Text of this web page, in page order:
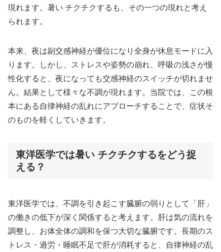
現れます。暑い チクチクするも、その一つの現れと考え
られます。
本来、夜は副交感神経が優位になり全身が休息モードに入
ります。しかし、ストレスや姿勢の崩れ、呼吸の浅さが慢
性化すると、夜になっても交感神経のスイッチが切れませ
ん。結果として様々な不調が現れます。当院では、この根
本にある自律神経の乱れにアプローチすることで、症状そ
のものを軽くしていきます。
東洋医学では暑い チクチクするをどう捉
える？
東洋医学では、不調を引き起こす臓腑の弱りとして「肝」
の働きの低下が深く関係すると考えます。肝は気の流れを
調整し、お体全体の調和を保つ大切な臓腑です。長期のス
トレス・過労・睡眠不足で肝が消耗すると、自律神経の乱